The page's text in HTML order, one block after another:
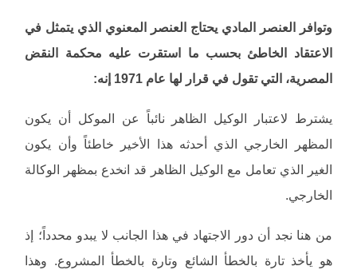
وتوافر العنصر المادي يحتاج العنصر المعنوي الذي يتمثل في
الاعتقاد الخاطئ بحسب ما استقرت عليه محكمة النقض
المصرية، التي تقول في قرار لها عام 1971 إنه:
يشترط لاعتبار الوكيل الظاهر نائباً عن الموكل أن يكون
المظهر الخارجي الذي أحدثه هذا الأخير خاطئاً وأن يكون
الغير الذي تعامل مع الوكيل الظاهر قد انخدع بمظهر الوكالة
الخارجي.
من هنا نجد أن دور الاجتهاد في هذا الجانب لا يبدو محدداً؛ إذ
هو يأخذ تارة بالخطأ الشائع وتارة بالخطأ المشروع. وهذا